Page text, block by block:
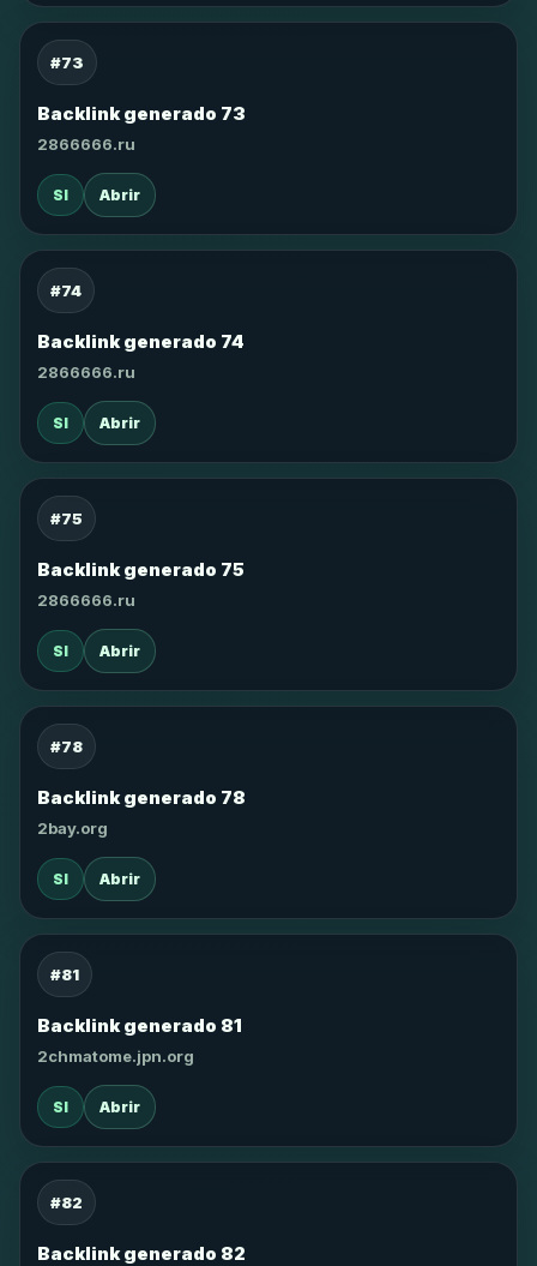
#73
Backlink generado 73
2866666.ru
SI Abrir
#74
Backlink generado 74
2866666.ru
SI Abrir
#75
Backlink generado 75
2866666.ru
SI Abrir
#78
Backlink generado 78
2bay.org
SI Abrir
#81
Backlink generado 81
2chmatome.jpn.org
SI Abrir
#82
Backlink generado 82